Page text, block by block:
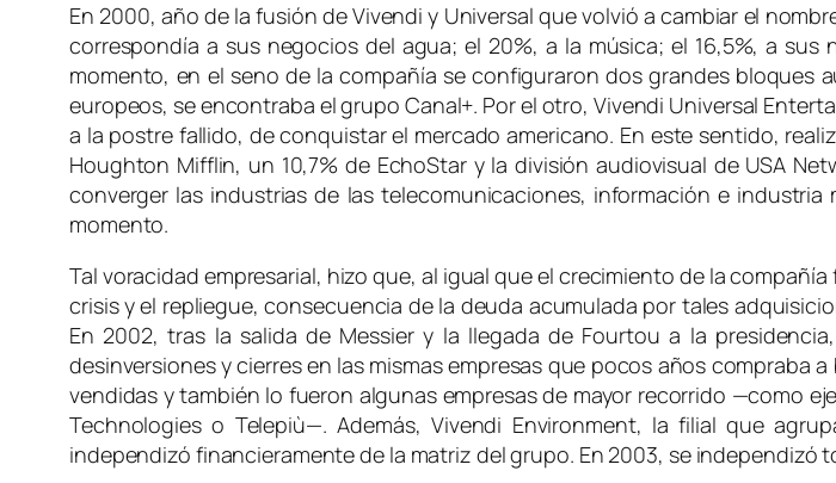
En 2000, año de la fusión de Vivendi y Universal que volvió a cambiar el
correspondía a sus negocios del agua; el 20%, a la música; el 16,5%, a
momento, en el seno de la compañía se configuraron dos grandes bloques
europeos, se encontraba el grupo Canal+. Por el otro, Vivendi Universal
a la postre fallido, de conquistar el mercado americano. En este sentido,
Houghton Mifflin, un 10,7% de EchoStar y la división audiovisual de USA
converger las industrias de las telecomunicaciones, información e
momento.
Tal voracidad empresarial, hizo que, al igual que el crecimiento de la
crisis y el repliegue, consecuencia de la deuda acumulada por tales
En 2002, tras la salida de Messier y la llegada de Fourtou a la
desinversiones y cierres en las mismas empresas que pocos años compraba
vendidas y también lo fueron algunas empresas de mayor recorrido —como
Technologies o Telepiù—. Además, Vivendi Environment, la filial que
independizó financieramente de la matriz del grupo. En 2003, se independizó